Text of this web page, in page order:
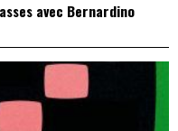
avec Bernardino